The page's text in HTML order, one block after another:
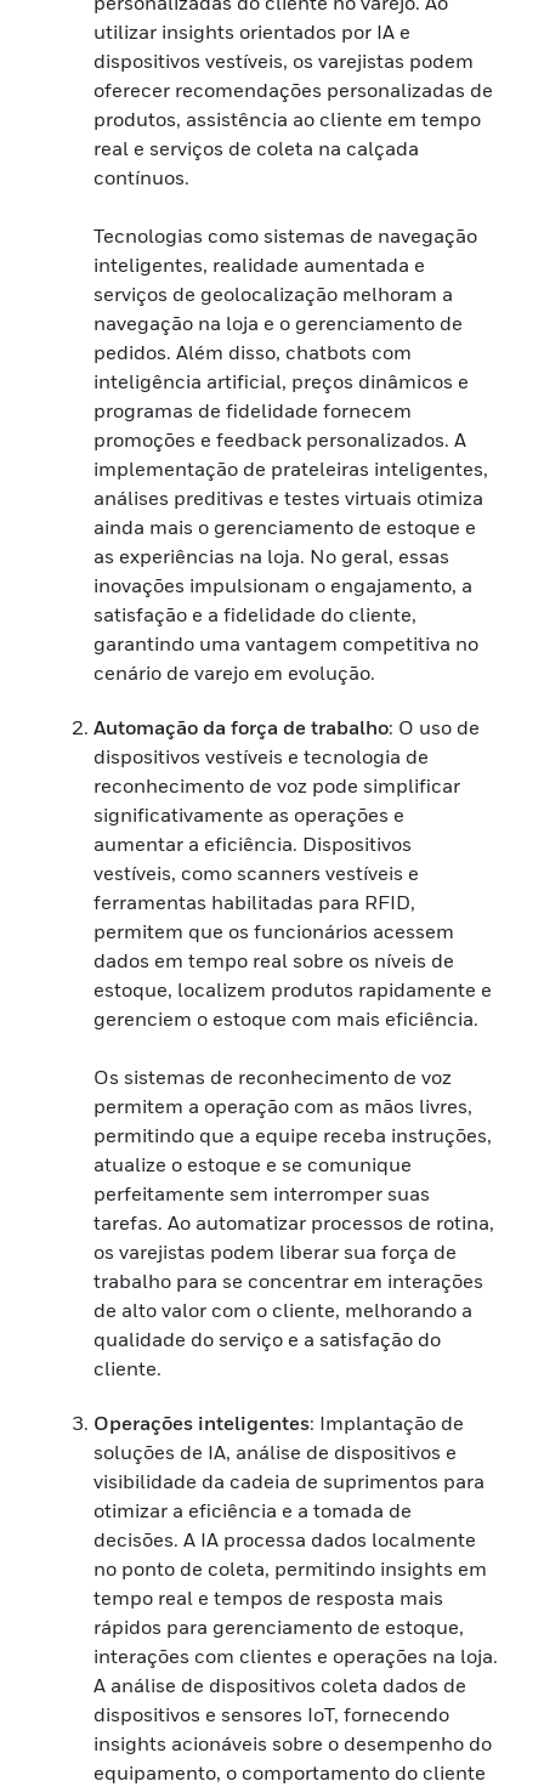
utilizar insights orientados por IA e
dispositivos vestíveis, os varejistas podem
oferecer recomendações personalizadas de
produtos, assistência ao cliente em tempo
real e serviços de coleta na calçada
contínuos.
Tecnologias como sistemas de navegação
inteligentes, realidade aumentada e
serviços de geolocalização melhoram a
navegação na loja e o gerenciamento de
pedidos. Além disso, chatbots com
inteligência artificial, preços dinâmicos e
programas de fidelidade fornecem
promoções e feedback personalizados. A
implementação de prateleiras inteligentes,
análises preditivas e testes virtuais otimiza
ainda mais o gerenciamento de estoque e
as experiências na loja. No geral, essas
inovações impulsionam o engajamento, a
satisfação e a fidelidade do cliente,
garantindo uma vantagem competitiva no
cenário de varejo em evolução.
Automação da força de trabalho: O uso de
dispositivos vestíveis e tecnologia de
reconhecimento de voz pode simplificar
significativamente as operações e
aumentar a eficiência. Dispositivos
vestíveis, como scanners vestíveis e
ferramentas habilitadas para RFID,
permitem que os funcionários acessem
dados em tempo real sobre os níveis de
estoque, localizem produtos rapidamente e
gerenciem o estoque com mais eficiência.
Os sistemas de reconhecimento de voz
permitem a operação com as mãos livres,
permitindo que a equipe receba instruções,
atualize o estoque e se comunique
perfeitamente sem interromper suas
tarefas. Ao automatizar processos de rotina,
os varejistas podem liberar sua força de
trabalho para se concentrar em interações
de alto valor com o cliente, melhorando a
qualidade do serviço e a satisfação do
cliente.
Operações inteligentes: Implantação de
soluções de IA, análise de dispositivos e
visibilidade da cadeia de suprimentos para
otimizar a eficiência e a tomada de
decisões. A IA processa dados localmente
no ponto de coleta, permitindo insights em
tempo real e tempos de resposta mais
rápidos para gerenciamento de estoque,
interações com clientes e operações na loja.
A análise de dispositivos coleta dados de
dispositivos e sensores IoT, fornecendo
insights acionáveis sobre o desempenho do
equipamento, o comportamento do cliente